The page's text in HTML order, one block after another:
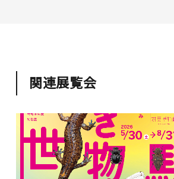
関連展覧会